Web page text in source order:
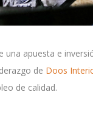
apuesta e
de Doos
de calidad.